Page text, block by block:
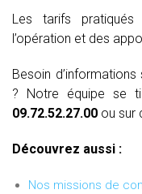
Les tarifs
l’opération et des
Besoin
? Notre équipe se
09.72.52.27.00 ou sur
Découvrez aussi :
Nos missions de